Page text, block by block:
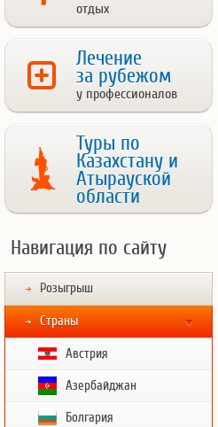
отдых
Лечение
за рубежом
у профессионалов
Туры по
Казахстану и
Атырауской
области
Навигация по сайту
Розыгрыш
Страны
Австрия
Азербайджан
Болгария